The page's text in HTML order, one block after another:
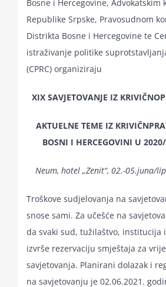
Bosne i Hercegovine, Advokatskim
Republike Srpske, Pravosudnom
Distrikta Bosne i Hercegovine te
istraživanje politike
(CPRC) organiziraju
XIX SAVJETOVANJE IZ
AKTUELNE TEME IZ
BOSNI I HERCEGOVINI U
Neum, hotel „Zenit“, 02.-05.juna/
Troškove sudjelovanja na
snose sami. Za učešće na
da svaki sud, tužilaštvo, institucija
izvrše rezervaciju smještaja za
savjetovanja. Planirani dolazak i
na savjetovanju je 02.06.2021.